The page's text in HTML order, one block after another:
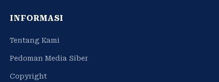
INFORMASI
Tentang Kami
Pedoman Media Siber
Copyright